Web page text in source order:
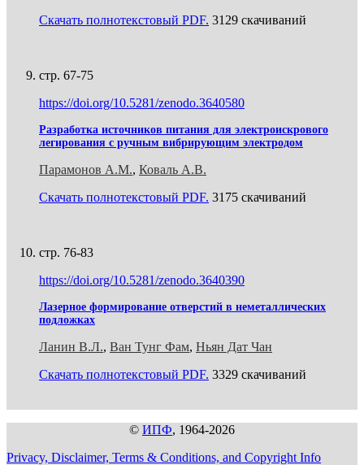
Скачать полнотекстовый PDF. 3129 скачиваний
стр. 67-75
https://doi.org/10.5281/zenodo.3640580
Разработка источников питания для электроискрового
легирования с ручным вибрирующим электродом
Парамонов А.М., Коваль А.В.
Скачать полнотекстовый PDF. 3175 скачиваний
стр. 76-83
https://doi.org/10.5281/zenodo.3640390
Лазерное формирование отверстий в неметаллических
подложках
Ланин В.Л., Ван Тунг Фам, Ньян Дат Чан
Скачать полнотекстовый PDF. 3329 скачиваний
© ИПФ, 1964-2026
Privacy, Disclaimer, Terms & Conditions, and Copyright Info